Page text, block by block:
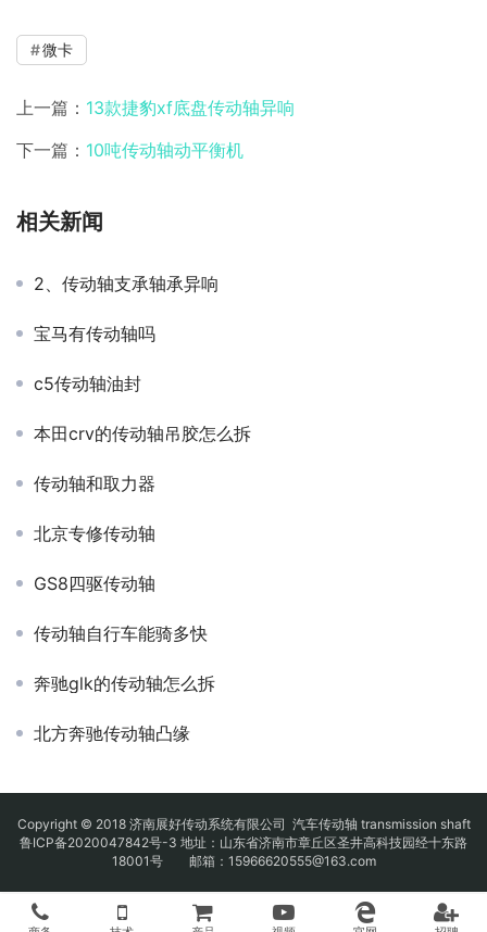
微卡
上一篇： 13款捷豹xf底盘传动轴异响
下一篇： 10吨传动轴动平衡机
相关新闻
2、传动轴支承轴承异响
宝马有传动轴吗
c5传动轴油封
本田crv的传动轴吊胶怎么拆
传动轴和取力器
北京专修传动轴
GS8四驱传动轴
传动轴自行车能骑多快
奔驰glk的传动轴怎么拆
北方奔驰传动轴凸缘
Copyright © 2018 济南展好传动系统有限公司 汽车传动轴 transmission shaft
鲁ICP备2020047842号-3 地址：山东省济南市章丘区圣井高科技园经十东路
18001号 邮箱：15966620555@163.com